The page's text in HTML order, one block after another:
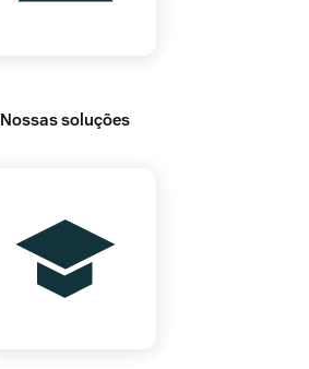
Nossas soluções